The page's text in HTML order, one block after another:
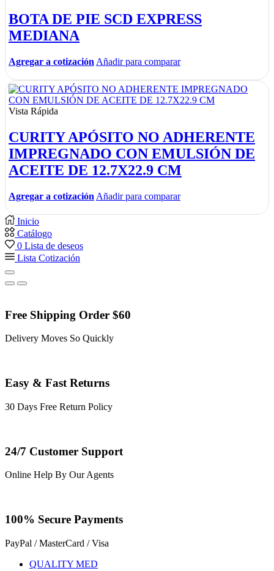
BOTA DE PIE SCD EXPRESS
MEDIANA
Agregar a cotización Añadir para comparar
Vista Rápida
CURITY APÓSITO NO ADHERENTE
IMPREGNADO CON EMULSIÓN DE
ACEITE DE 12.7X22.9 CM
Agregar a cotización Añadir para comparar
Inicio
Catálogo
0 Lista de deseos
Lista Cotización
Free Shipping Order $60
Delivery Moves So Quickly
Easy & Fast Returns
30 Days Free Return Policy
24/7 Customer Support
Online Help By Our Agents
100% Secure Payments
PayPal / MasterCard / Visa
QUALITY MED